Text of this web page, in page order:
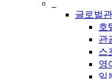
글로벌
호
관
스
영
일